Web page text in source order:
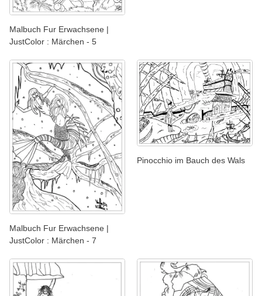
Malbuch Fur Erwachsene |
JustColor : Märchen - 5
Malbuch Fur Erwachsene |
JustColor : Märchen - 7
Pinocchio im Bauch des Wals